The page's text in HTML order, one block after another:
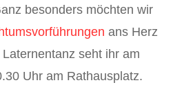
besonders möchten wir
ans Herz
seht ihr am
Uhr am Rathausplatz.